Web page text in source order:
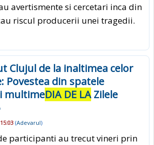
avertismente si cercetari inca din
riscul producerii unei tragedii.
Clujul de la inaltimea celor
Povestea din spatele
multimeDIA DE LAZilele
(Adevarul)
participanti au trecut vineri prin